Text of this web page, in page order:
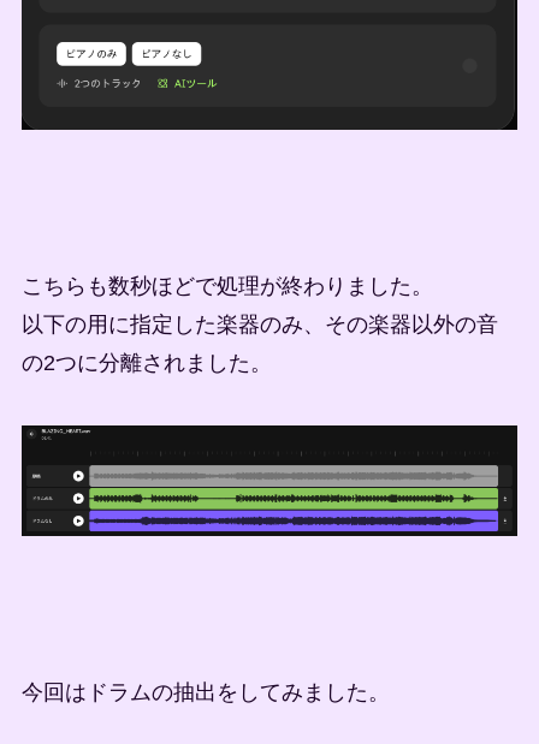
こちらも数秒ほどで処理が終わりました。
以下の用に指定した楽器のみ、その楽器以外の音
の2つに分離されました。
今回はドラムの抽出をしてみました。